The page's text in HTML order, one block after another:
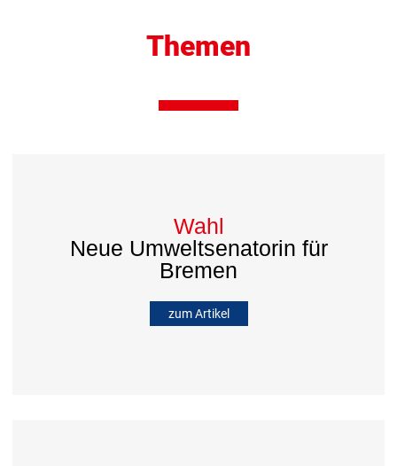
Themen
Wahl
Neue Umweltsenatorin für
Bremen
zum Artikel